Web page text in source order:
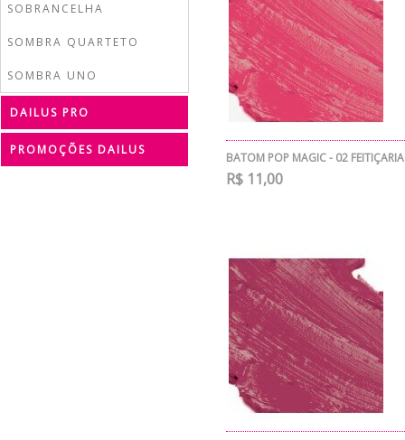
SOBRANCELHA
SOMBRA QUARTETO
SOMBRA UNO
DAILUS PRO
PROMOÇÕES DAILUS
BATOM POP MAGIC - 02 FEITIÇARIA
R$ 11,00